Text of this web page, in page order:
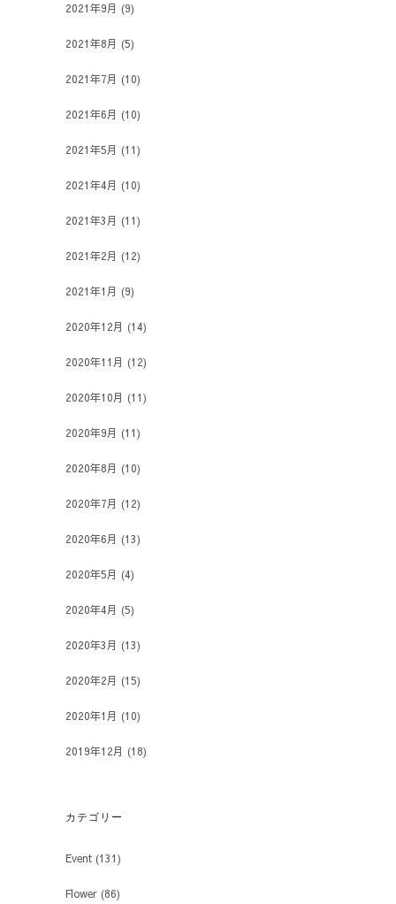
2021年9月 (9)
2021年8月 (5)
2021年7月 (10)
2021年6月 (10)
2021年5月 (11)
2021年4月 (10)
2021年3月 (11)
2021年2月 (12)
2021年1月 (9)
2020年12月 (14)
2020年11月 (12)
2020年10月 (11)
2020年9月 (11)
2020年8月 (10)
2020年7月 (12)
2020年6月 (13)
2020年5月 (4)
2020年4月 (5)
2020年3月 (13)
2020年2月 (15)
2020年1月 (10)
2019年12月 (18)
カテゴリー
Event (131)
Flower (86)